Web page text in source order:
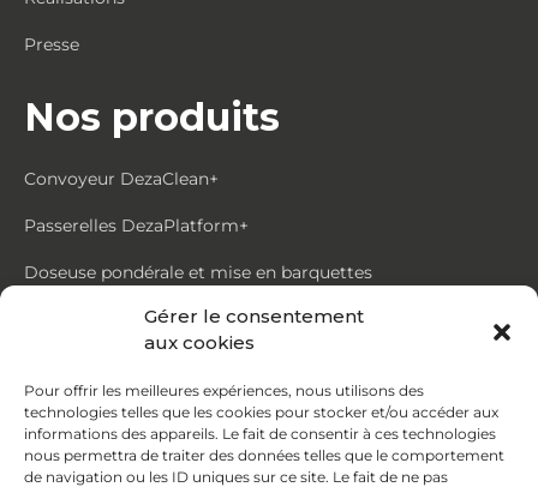
Gérer le consentement
aux cookies
Pour offrir les meilleures expériences, nous utilisons des
technologies telles que les cookies pour stocker et/ou accéder aux
informations des appareils. Le fait de consentir à ces technologies
nous permettra de traiter des données telles que le comportement
de navigation ou les ID uniques sur ce site. Le fait de ne pas
Presse
Nos produits
Convoyeur DezaClean+
Passerelles DezaPlatform+
Doseuse pondérale et mise en barquettes
Trémie mouvante DezaMouv+
Contact